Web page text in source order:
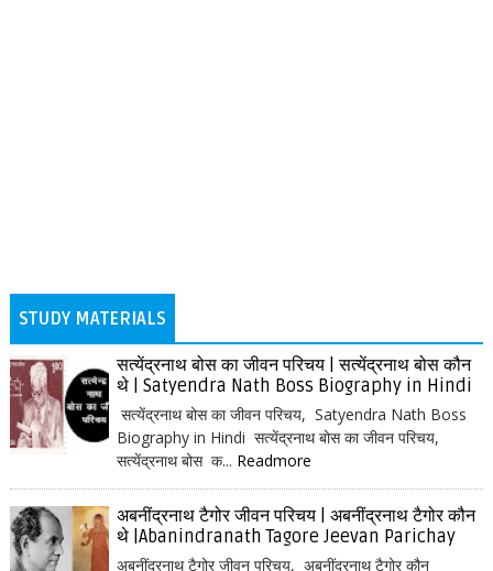
STUDY MATERIALS
सत्येंद्रनाथ बोस का जीवन परिचय | सत्येंद्रनाथ बोस कौन
थे | Satyendra Nath Boss Biography in Hindi
सत्येंद्रनाथ बोस का जीवन परिचय, Satyendra Nath Boss
Biography in Hindi सत्येंद्रनाथ बोस का जीवन परिचय,
सत्येंद्रनाथ बोस क... Readmore
अबनींद्रनाथ टैगोर जीवन परिचय | अबनींद्रनाथ टैगोर कौन
थे |Abanindranath Tagore Jeevan Parichay
अबनींद्रनाथ टैगोर जीवन परिचय, अबनींद्रनाथ टैगोर कौन